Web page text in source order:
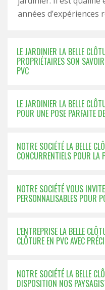
années d’expériences
LE JARDINIER LA BELLE
PROPRIÉTAIRES SON
PVC
LE JARDINIER LA BELLE
POUR UNE POSE PARFAITE
NOTRE SOCIÉTÉ LA BELLE
CONCURRENTIELS POUR LA
NOTRE SOCIÉTÉ VOUS
PERSONNALISABLES POUR
L’ENTREPRISE LA BELLE
CLÔTURE EN PVC AVEC
NOTRE SOCIÉTÉ LA BELLE
DISPOSITION NOS